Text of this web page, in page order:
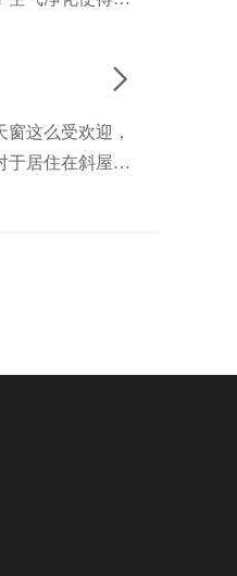

这么受欢迎，
居住在斜屋顶